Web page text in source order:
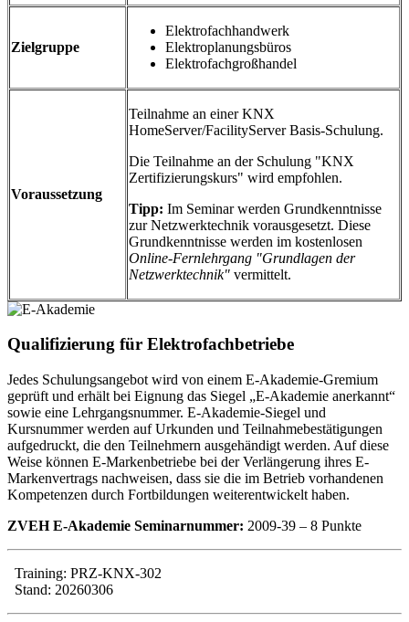
Zielgruppe
Elektrofachhandwerk
Elektroplanungsbüros
Elektrofachgroßhandel
Voraussetzung
Teilnahme an einer KNX
HomeServer/FacilityServer Basis-Schulung.
Die Teilnahme an der Schulung "KNX
Zertifizierungskurs" wird empfohlen.
Tipp: Im Seminar werden Grundkenntnisse
zur Netzwerktechnik vorausgesetzt. Diese
Grundkenntnisse werden im kostenlosen
Online-Fernlehrgang "Grundlagen der
Netzwerktechnik" vermittelt.
Qualifizierung für Elektrofachbetriebe
Jedes Schulungsangebot wird von einem E-Akademie-Gremium
geprüft und erhält bei Eignung das Siegel „E-Akademie anerkannt“
sowie eine Lehrgangsnummer. E-Akademie-Siegel und
Kursnummer werden auf Urkunden und Teilnahmebestätigungen
aufgedruckt, die den Teilnehmern ausgehändigt werden. Auf diese
Weise können E-Markenbetriebe bei der Verlängerung ihres E-
Markenvertrags nachweisen, dass sie die im Betrieb vorhandenen
Kompetenzen durch Fortbildungen weiterentwickelt haben.
ZVEH E-Akademie Seminarnummer: 2009-39 – 8 Punkte
Training: PRZ-KNX-302
Stand: 20260306